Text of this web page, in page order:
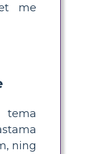
me
tema
ning